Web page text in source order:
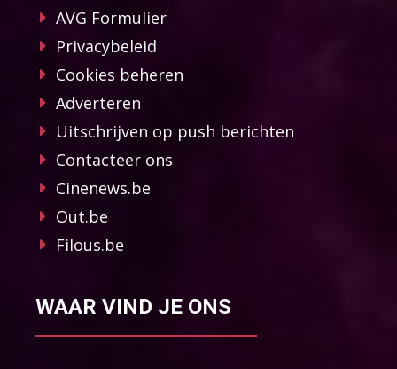
AVG Formulier
Privacybeleid
Cookies beheren
Adverteren
Uitschrijven op push berichten
Contacteer ons
Cinenews.be
Out.be
Filous.be
WAAR VIND JE ONS